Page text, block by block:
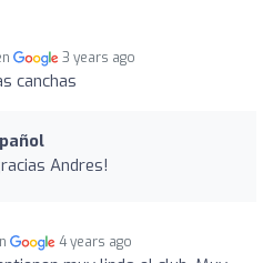
3 years ago
canchas
Andres!
4 years ago